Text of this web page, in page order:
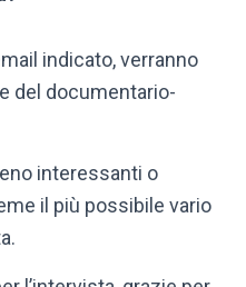
indicato, verranno
del documentario-
interessanti o
il più possibile vario